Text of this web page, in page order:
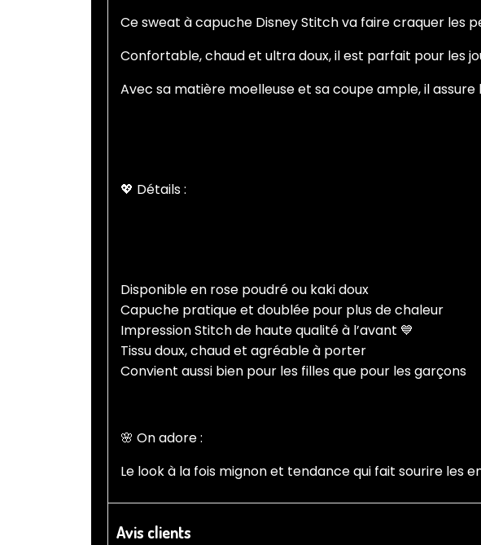
Ce sweat à capuche Disney Stitch va faire craquer les
Confortable, chaud et ultra doux, il est parfait pour les
Avec sa matière moelleuse et sa coupe ample, il
💖 Détails :
Disponible en rose poudré ou kaki doux
Capuche pratique et doublée pour plus de chaleur
Impression Stitch de haute qualité à l’avant 💙
Tissu doux, chaud et agréable à porter
Convient aussi bien pour les filles que pour les garçons
🌸 On adore :
Le look à la fois mignon et tendance qui fait sourire les
Avis clients